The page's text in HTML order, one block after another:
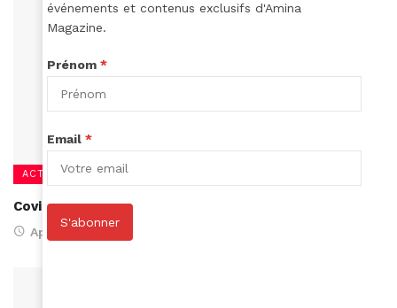
ACTUALITÉS
Covid-19 : les dix pays les plus touchés en Afrique
April 14, 2020
événements et contenus exclusifs d'Amina
Magazine.
Prénom *
Email *
S'abonner